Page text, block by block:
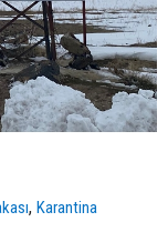
,Karantina